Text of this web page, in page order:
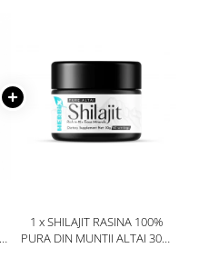
1 x SHILAJIT RASINA 100%
PURA DIN MUNTII ALTAI 30G.